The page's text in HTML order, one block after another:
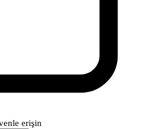
erişin